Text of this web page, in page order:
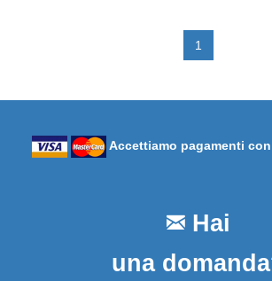
1
Accettiamo pagamenti
Hai
una